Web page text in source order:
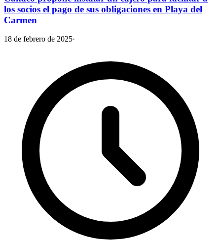
los socios el pago de sus obligaciones en Playa del
Carmen
18 de febrero de 2025·